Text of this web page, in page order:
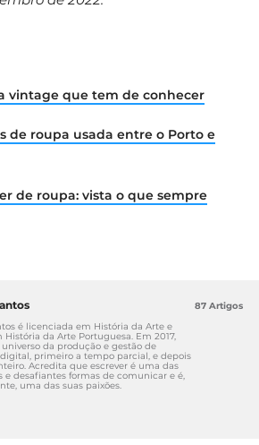
vintage que tem de conhecer
de roupa usada entre o Porto e
de roupa: vista o que sempre
é licenciada em História da Arte e
História da Arte Portuguesa. Em 2017,
da produção e gestão de
primeiro a tempo parcial, e depois
Acredita que escrever é uma das
e desafiantes formas de comunicar e é,
uma das suas paixões.
87 Artigos